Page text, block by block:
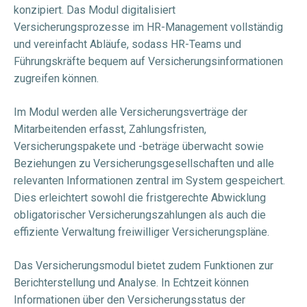
konzipiert. Das Modul digitalisiert
Versicherungsprozesse im HR-Management vollständig
und vereinfacht Abläufe, sodass HR-Teams und
Führungskräfte bequem auf Versicherungsinformationen
zugreifen können.
Im Modul werden alle Versicherungsverträge der
Mitarbeitenden erfasst, Zahlungsfristen,
Versicherungspakete und -beträge überwacht sowie
Beziehungen zu Versicherungsgesellschaften und alle
relevanten Informationen zentral im System gespeichert.
Dies erleichtert sowohl die fristgerechte Abwicklung
obligatorischer Versicherungszahlungen als auch die
effiziente Verwaltung freiwilliger Versicherungspläne.
Das Versicherungsmodul bietet zudem Funktionen zur
Berichterstellung und Analyse. In Echtzeit können
Informationen über den Versicherungsstatus der